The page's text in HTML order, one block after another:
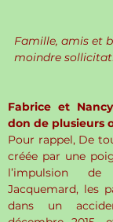
Famille, amis et
moindre
Fabrice et
don de plusieurs
Pour rappel, De
créée par une
l’impulsion
Jacquemard, les
dans un